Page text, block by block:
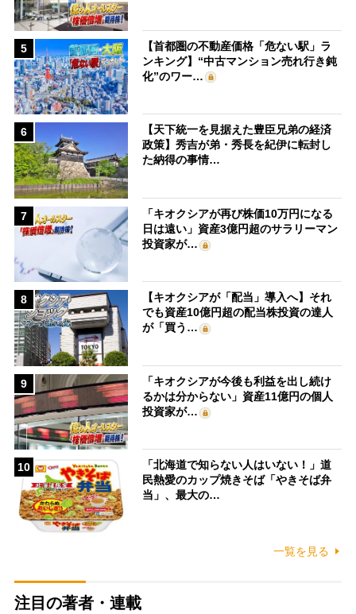
5
【首都圏の不動産価格「危ない駅」ラ
ンキング】“中古マンション売れ行き鈍
化”のワー…
6
【天下統一を見据えた豊臣兄弟の経済
政策】秀吉が弟・秀長を紀伊に転封し
た納得の事情…
7
「キオクシアが再び株価10万円になる
日は遠い」資産3億円超のサラリーマン
投資家が…
8
【キオクシアが「配当」導入へ】それ
でも資産10億円超の配当株投資の達人
が「買う…
9
「キオクシアが今後も利益を出し続け
るかは分からない」資産11億円の個人
投資家が…
10
「北海道で知らない人はいない！」道
民熱愛のカップ焼きそば「やきそば弁
当」、最大の…
一覧を見る
注目の著者・連載